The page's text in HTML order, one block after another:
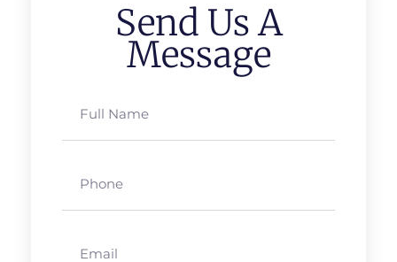
Send Us A
Message